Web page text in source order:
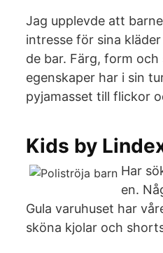
Jag upplevde att
intresse för sina
de bar. Färg, form
egenskaper har i sin
pyjamasset till flickor
Kids by
Har
en.
Gula varuhuset har
sköna kjolar och